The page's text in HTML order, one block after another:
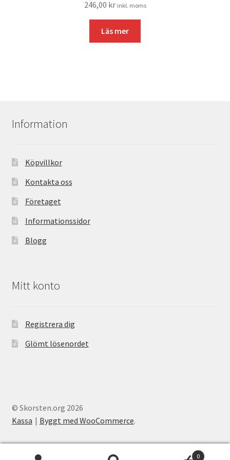
246,00 kr inkl. moms
Läs mer
Information
Köpvillkor
Kontakta oss
Företaget
Informationssidor
Blogg
Mitt konto
Registrera dig
Glömt lösenordet
© Skorsten.org 2026
Kassa
Byggt med WooCommerce.
0